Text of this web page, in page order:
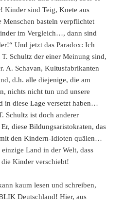
Kinder sind Teig, Knete aus
Menschen basteln verpflichtet
im Vergleich…, dann sind
Und jetzt das Paradox: Ich
Schultz der einer Meinung sind,
A. Schavan, Kultusfabrikanten
d.h. alle diejenige, die am
nichts nicht tun und unsere
in diese Lage versetzt haben…
Schultz ist doch anderer
diese Bildungsaristokraten, das
den Kindern-Idioten quälen…
Land in der Welt, dass
Kinder verschiebt!
kaum lesen und schreiben,
Deutschland! Hier, aus